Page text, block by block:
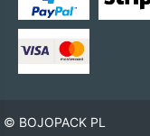
© BOJOPACK PL